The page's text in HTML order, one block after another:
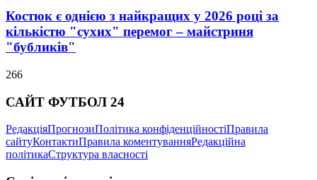
Костюк є однією з найкращих у 2026 році за
кількістю "сухих" перемог – майстриня
"бубликів"
266
САЙТ ФУТБОЛ 24
РедакціяПрогнозиПолітика конфіденційностіПравила
сайтуКонтактиПравила коментуванняРедакційна
політикаСтруктура власності